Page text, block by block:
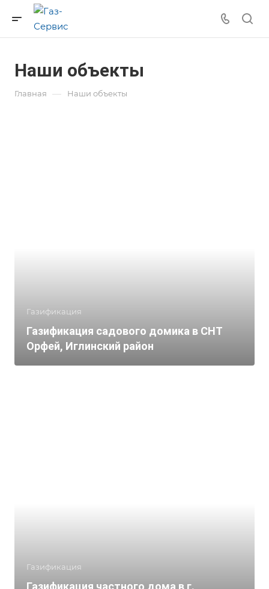
Наши объекты
Главная — Наши объекты
Газификация
Газификация садового домика в СНТ
Орфей, Иглинский район
Газификация
Газификация частного дома в г.